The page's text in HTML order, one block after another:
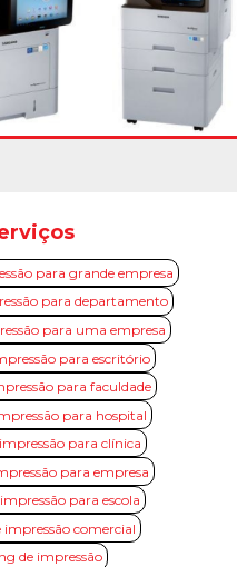
para grande empresa
para departamento
para uma empresa
para escritório
para faculdade
para hospital
para clínica
para empresa
para escola
comercial
de impressão